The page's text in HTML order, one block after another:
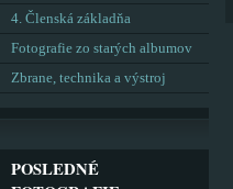
4. Členská základňa
Fotografie zo starých albumov
Zbrane, technika a výstroj
POSLEDNÉ